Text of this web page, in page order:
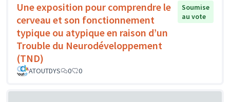
Une exposition pour comprendre le
cerveau et son fonctionnement
typique ou atypique en raison d’un
Trouble du Neurodéveloppement
(TND)
Soumise
au vote
ATOUTDYS 0 0